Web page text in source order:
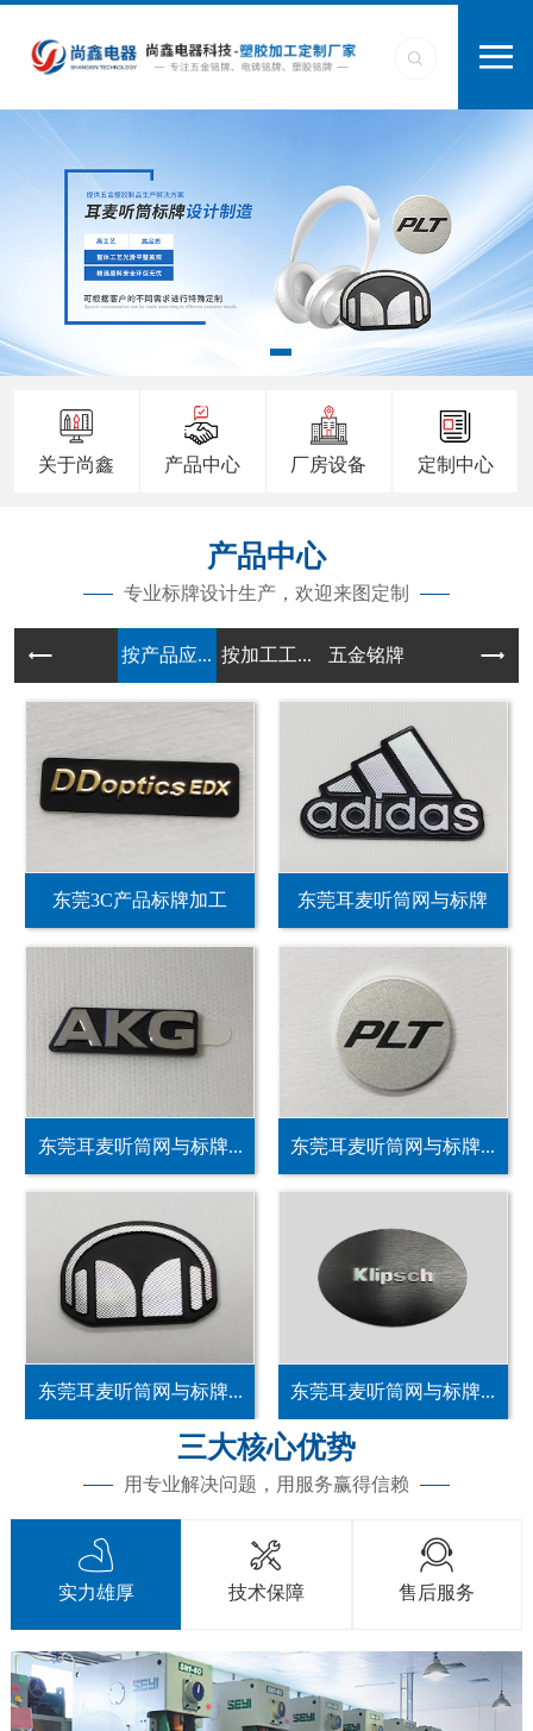
关于尚鑫 产品中心 厂房设备 定制中心
产品中心
专业标牌设计生产，欢迎来图定制
按产品应... 按加工工... 五金铭牌
东莞3C产品标牌加工 东莞耳麦听筒网与标牌
东莞耳麦听筒网与标牌... 东莞耳麦听筒网与标牌...
东莞耳麦听筒网与标牌... 东莞耳麦听筒网与标牌...
三大核心优势
用专业解决问题，用服务赢得信赖

实力雄厚

技术保障

售后服务